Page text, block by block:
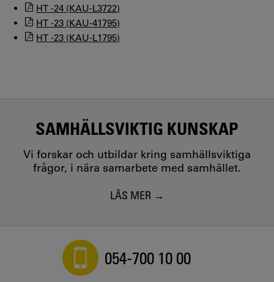
HT -24 (KAU-L3722)
HT -23 (KAU-41795)
HT -23 (KAU-L1795)
SAMHÄLLSVIKTIG KUNSKAP
Vi forskar och utbildar kring samhällsviktiga
frågor, i nära samarbete med samhället.
LÄS MER
054-700 10 00